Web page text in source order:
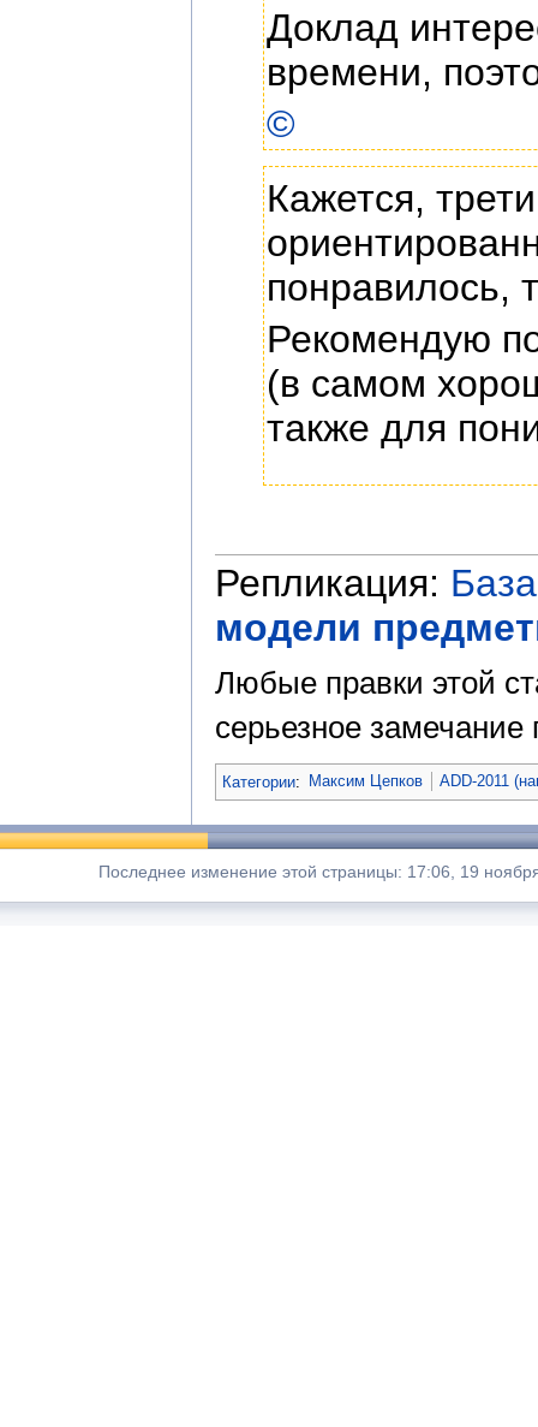
Доклад
времени,
©
Кажется,
понравилось,
Рекомендую
(в самом
также для
Репликация:
модели
Любые правки этой
серьезное замечание
Категории: Максим Цепков ADD-2011
Последнее изменение этой страницы: 17:06, 19